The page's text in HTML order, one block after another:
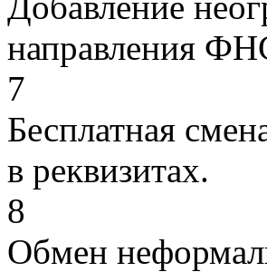
направления
7
Бесплатная
в реквизитах.
8
Обмен